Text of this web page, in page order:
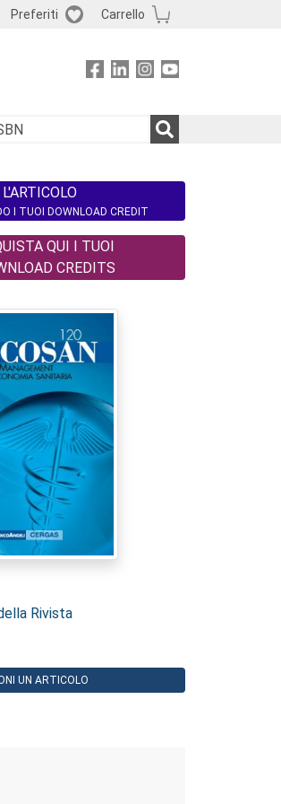
Preferiti Carrello
I TUOI DOWNLOAD CREDIT
QUI I TUOI
CREDITS
Rivista
UN ARTICOLO